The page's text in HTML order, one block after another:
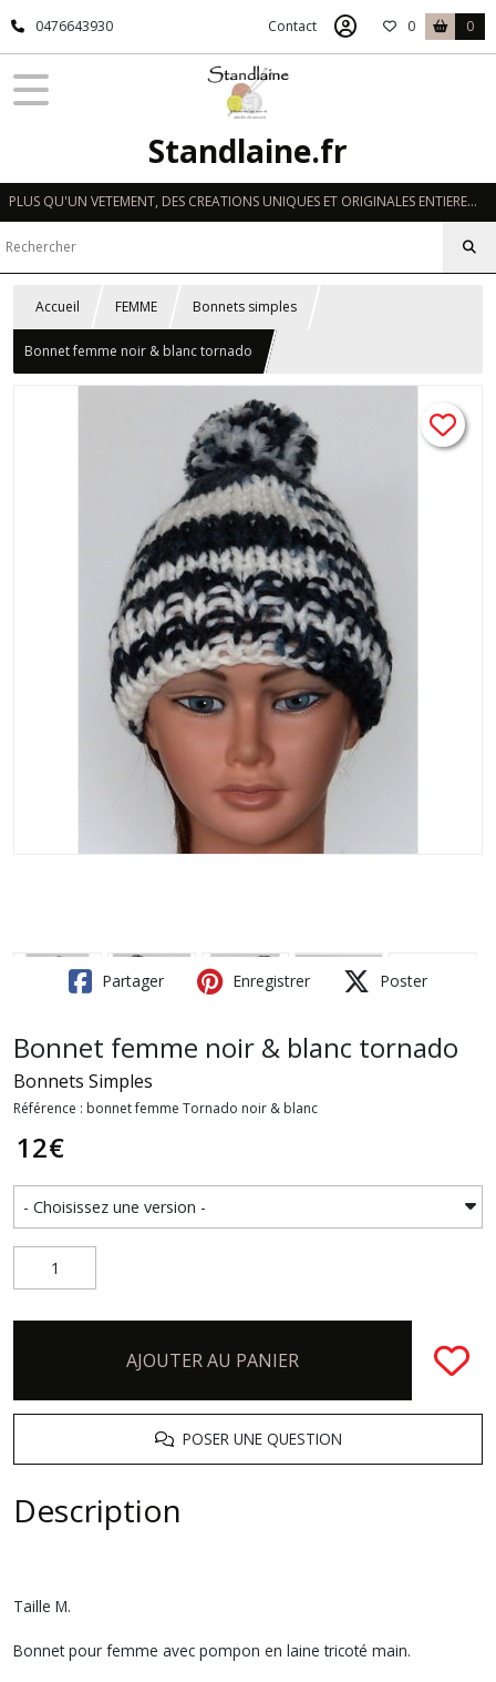
0476643930 Contact 0 0
Standlaine.fr
PLUS QU'UN VETEMENT, DES CREATIONS UNIQUES ET ORIGINALES ENTIEREMENT REALISEES A LA MAIN EN FRANCE
Accueil FEMME Bonnets simples
Bonnet femme noir & blanc tornado
Partager Enregistrer Poster
Bonnet femme noir & blanc tornado
Bonnets Simples
Référence : bonnet femme Tornado noir & blanc
12€
AJOUTER AU PANIER
POSER UNE QUESTION
Description
Taille M.
Bonnet pour femme avec pompon en laine tricoté main.